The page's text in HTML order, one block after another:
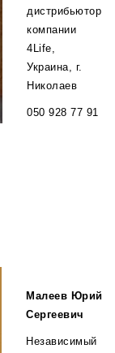
дистрибьютор
компании
4Life,
Украина, г.
Николаев
050 928 77 91
Малеев Юрий
Сергеевич
Независимый